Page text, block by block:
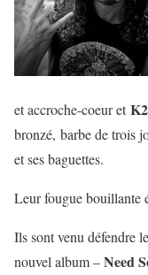
et accroche-coeur et
bronzé, barbe de trois
et ses baguettes.
Leur fougue bouillante
Ils sont venu défendre
nouvel album –Need